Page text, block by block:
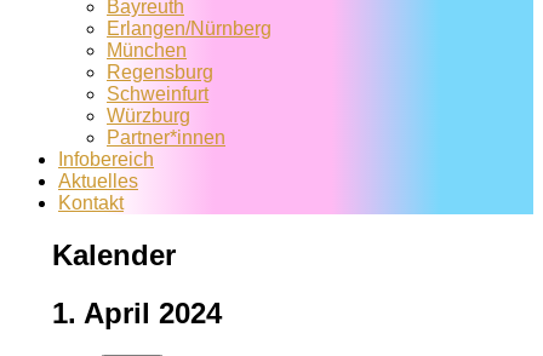
Bayreuth
Erlangen/Nürnberg
München
Regensburg
Schweinfurt
Würzburg
Partner*innen
Infobereich
Aktuelles
Kontakt
Kalender
1. April 2024